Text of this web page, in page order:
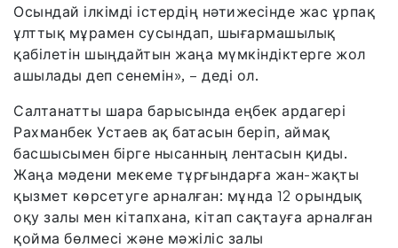
Осындай ілкімді істердің нәтижесінде жас ұрпақ
ұлттық мұрамен сусындап, шығармашылық
қабілетін шыңдайтын жаңа мүмкіндіктерге жол
ашылады деп сенемін», – деді ол.
Салтанатты шара барысында еңбек ардагері
Рахманбек Устаев ақ батасын беріп, аймақ
басшысымен бірге нысанның лентасын қиды.
Жаңа мәдени мекеме тұрғындарға жан-жақты
қызмет көрсетуге арналған: мұнда 12 орындық
оқу залы мен кітапхана, кітап сақтауға арналған
қойма бөлмесі және мәжіліс залы